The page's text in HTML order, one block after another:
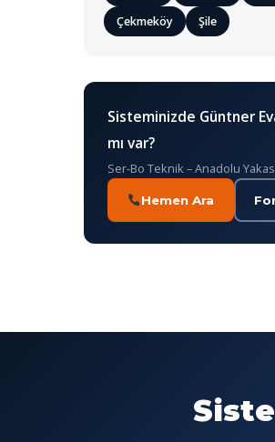
Çekmeköy
Şile
Sisteminizde Güntner
mı var?
Ser-Bo Teknik – Anadolu
Hemen Ara